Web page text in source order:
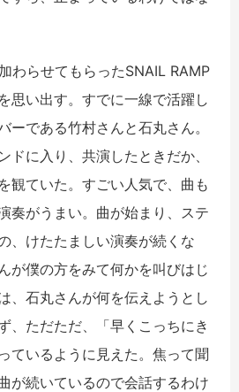
わらせてもらったSNAIL RAMP
思い出す。すでに一線で活躍し
ーである竹村さんと石丸さん。
ドに入り、共演したときだか、
観ていた。すごい人気で、曲も
奏がうまい。曲が始まり、ステ
、けたたましい演奏が続くな
が僕の方をみて何かを叫びはじ
、石丸さんが何を伝えようとし
、ただただ、「早くこっちにき
ているように見えた。焦って聞
が続いているので会話するわけ